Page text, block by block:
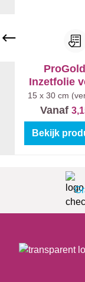
ProGold
Inzetfolie
verfbak
15 x 30 cm
Vanaf
Bekijk